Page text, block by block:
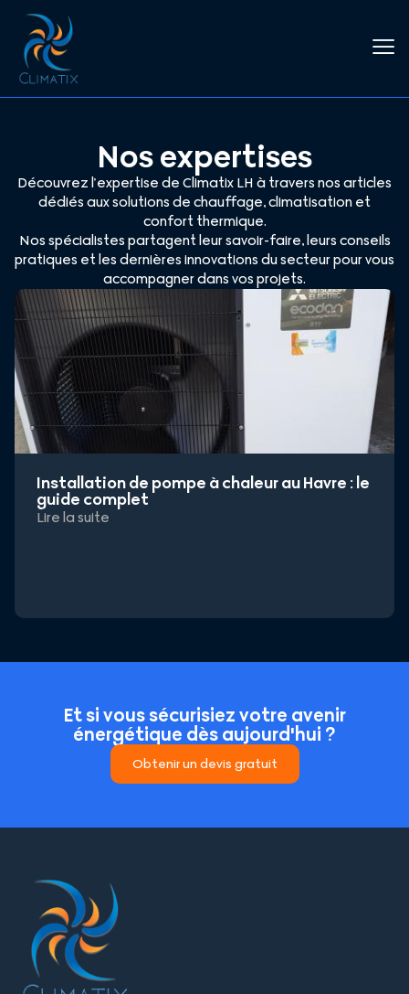
Nos expertises
Découvrez l’expertise de Climatix LH à travers nos articles
dédiés aux solutions de chauffage, climatisation et
confort thermique.
Nos spécialistes partagent leur savoir-faire, leurs conseils
pratiques et les dernières innovations du secteur pour vous
accompagner dans vos projets.
Installation de pompe à chaleur au Havre : le
guide complet
Lire la suite
Et si vous sécurisiez votre avenir
énergétique dès aujourd'hui ?
Obtenir un devis gratuit